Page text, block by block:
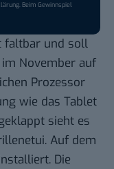
. Beim Gewinnspiel
faltbar und soll
November auf
Prozessor
wie das Tablet
sieht es
Auf dem
Die